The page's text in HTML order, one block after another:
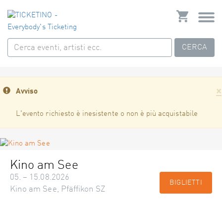
CERCA
×
Avviso
L'evento richiesto è inesistente o non è più acquistabile
Kino am See
05. – 15.08.2026
Kino am See, Pfäffikon SZ
BIGLIETTI